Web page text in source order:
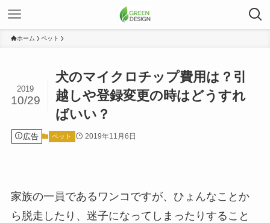
ホーム ペット
犬のマイクロチップ費用は？引
越しや登録変更の時はどうすれ
ばいい？
2019
10/29
広告 ペット 2019年11月6日
家族の一員であるワンコですが、ひょんなことか
ら脱走したり、迷子になってしまったりすること